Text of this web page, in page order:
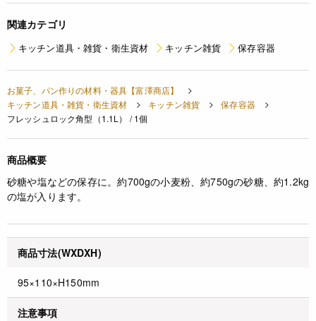
関連カテゴリ
キッチン道具・雑貨・衛生資材 キッチン雑貨 保存容器
お菓子、パン作りの材料・器具【富澤商店】
キッチン道具・雑貨・衛生資材
キッチン雑貨
保存容器
フレッシュロック角型（1.1L） / 1個
商品概要
砂糖や塩などの保存に。約700gの小麦粉、約750gの砂糖、約1.2kg
の塩が入ります。
商品寸法(WXDXH)
95×110×H150mm
注意事項